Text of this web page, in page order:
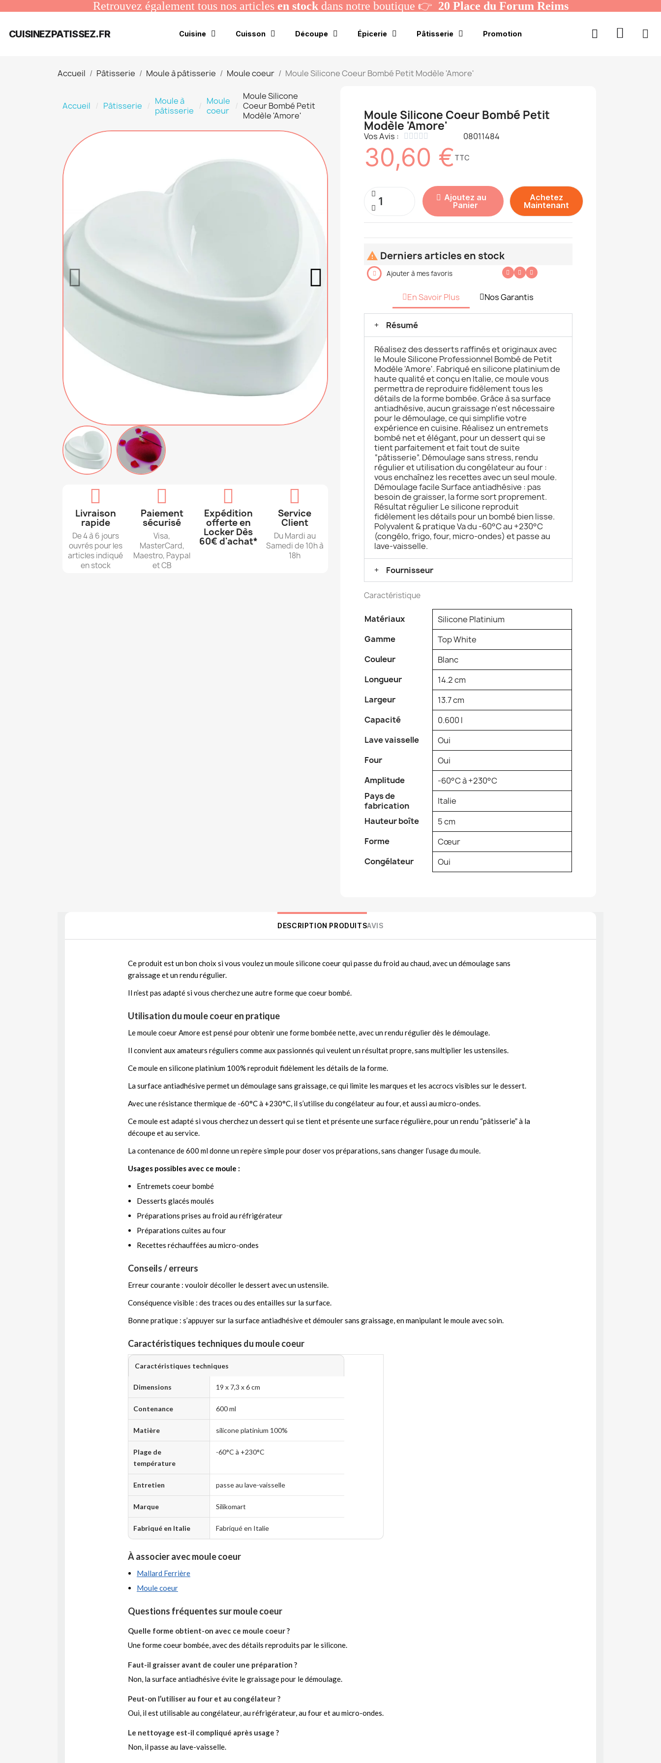
Retrouvez également tous nos articlesen stockdans notre boutique 👉 20 Place du Forum Reims
CUISINEZPATISSEZ.FR Cuisine Cuisson Découpe Épicerie Pâtisserie Promotion
Accueil Pâtisserie Moule à pâtisserie Moule coeur Moule Silicone Coeur Bombé Petit Modèle 'Amore'
Accueil Pâtisserie
Moule à
pâtisserie
Moule
coeur
Moule Silicone
Coeur Bombé Petit
Modèle 'Amore'
Livraison
rapide
De 4 à 6 jours
ouvrés pour les
articles indiqué
en stock
Paiement
sécurisé
Visa,
MasterCard,
Maestro, Paypal
et CB
Expédition
offerte en
Locker Dès
60€ d'achat*
Service
Client
Du Mardi au
Samedi de 10h à
18h
Moule Silicone Coeur Bombé Petit
Modèle 'Amore'
Vos Avis :      08011484
30,60 €TTC
Ajoutez au
Panier
Achetez
Maintenant
 Derniers articles en stock
Ajouter à mes favoris
En Savoir Plus Nos Garantis
Résumé
Réalisez des desserts raffinés et originaux avec
le Moule Silicone Professionnel Bombé de Petit
Modèle 'Amore'. Fabriqué en silicone platinium de
haute qualité et conçu en Italie, ce moule vous
permettra de reproduire fidèlement tous les
détails de la forme bombée. Grâce à sa surface
antiadhésive, aucun graissage n'est nécessaire
pour le démoulage, ce qui simplifie votre
expérience en cuisine. Réalisez un entremets
bombé net et élégant, pour un dessert qui se
tient parfaitement et fait tout de suite
“pâtisserie”. Démoulage sans stress, rendu
régulier et utilisation du congélateur au four :
vous enchaînez les recettes avec un seul moule.
Démoulage facile Surface antiadhésive : pas
besoin de graisser, la forme sort proprement.
Résultat régulier Le silicone reproduit
fidèlement les détails pour un bombé bien lisse.
Polyvalent & pratique Va du -60°C au +230°C
(congélo, frigo, four, micro-ondes) et passe au
lave-vaisselle.
Fournisseur
Caractéristique
Matériaux
Silicone Platinium
Gamme
Top White
Couleur
Blanc
Longueur
14.2 cm
Largeur
13.7 cm
Capacité
0.600 l
Lave vaisselle
Oui
Four
Oui
Amplitude
-60°C à +230°C
Pays de
fabrication
Italie
Hauteur boîte
5 cm
Forme
Cœur
Congélateur
Oui
DESCRIPTION PRODUITSAVIS
Ce produit est un bon choix si vous voulez un moule silicone coeur qui passe du froid au chaud, avec un démoulage sans
graissage et un rendu régulier.
Il n’est pas adapté si vous cherchez une autre forme que coeur bombé.
Utilisation du moule coeur en pratique
Le moule coeur Amore est pensé pour obtenir une forme bombée nette, avec un rendu régulier dès le démoulage.
Il convient aux amateurs réguliers comme aux passionnés qui veulent un résultat propre, sans multiplier les ustensiles.
Ce moule en silicone platinium 100% reproduit fidèlement les détails de la forme.
La surface antiadhésive permet un démoulage sans graissage, ce qui limite les marques et les accrocs visibles sur le dessert.
Avec une résistance thermique de -60°C à +230°C, il s’utilise du congélateur au four, et aussi au micro-ondes.
Ce moule est adapté si vous cherchez un dessert qui se tient et présente une surface régulière, pour un rendu “pâtisserie” à la
découpe et au service.
La contenance de 600 ml donne un repère simple pour doser vos préparations, sans changer l’usage du moule.
Usages possibles avec ce moule :
Entremets coeur bombé
Desserts glacés moulés
Préparations prises au froid au réfrigérateur
Préparations cuites au four
Recettes réchauffées au micro-ondes
Conseils / erreurs
Erreur courante : vouloir décoller le dessert avec un ustensile.
Conséquence visible : des traces ou des entailles sur la surface.
Bonne pratique : s’appuyer sur la surface antiadhésive et démouler sans graissage, en manipulant le moule avec soin.
Caractéristiques techniques du moule coeur
Caractéristiques techniques
Dimensions 19 x 7,3 x 6 cm
Contenance 600 ml
Matière silicone platinium 100%
Plage de
température
-60°C à +230°C
Entretien passe au lave-vaisselle
Marque Silikomart
Fabriqué en Italie Fabriqué en Italie
À associer avec moule coeur
Mallard Ferrière
Moule coeur
Questions fréquentes sur moule coeur
Quelle forme obtient-on avec ce moule coeur ?
Une forme coeur bombée, avec des détails reproduits par le silicone.
Faut-il graisser avant de couler une préparation ?
Non, la surface antiadhésive évite le graissage pour le démoulage.
Peut-on l’utiliser au four et au congélateur ?
Oui, il est utilisable au congélateur, au réfrigérateur, au four et au micro-ondes.
Le nettoyage est-il compliqué après usage ?
Non, il passe au lave-vaisselle.